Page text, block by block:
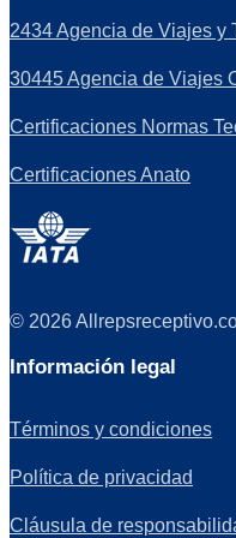
2434 Agencia de Viajes y
30445 Agencia de Viajes
Certificaciones Normas
Certificaciones Anato
© 2026
Información legal
Términos y condiciones
Política de privacidad
Cláusula de